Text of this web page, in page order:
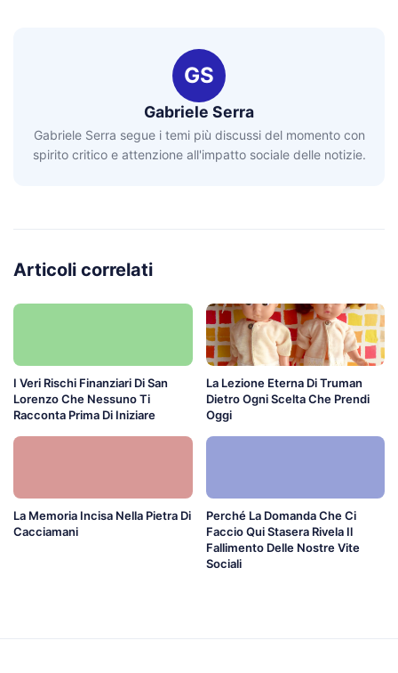
GS
Gabriele Serra
Gabriele Serra segue i temi più discussi del momento con
spirito critico e attenzione all'impatto sociale delle notizie.
Articoli correlati
I Veri Rischi Finanziari Di San
Lorenzo Che Nessuno Ti
Racconta Prima Di Iniziare
La Lezione Eterna Di Truman
Dietro Ogni Scelta Che Prendi
Oggi
La Memoria Incisa Nella Pietra Di
Cacciamani
Perché La Domanda Che Ci
Faccio Qui Stasera Rivela Il
Fallimento Delle Nostre Vite
Sociali